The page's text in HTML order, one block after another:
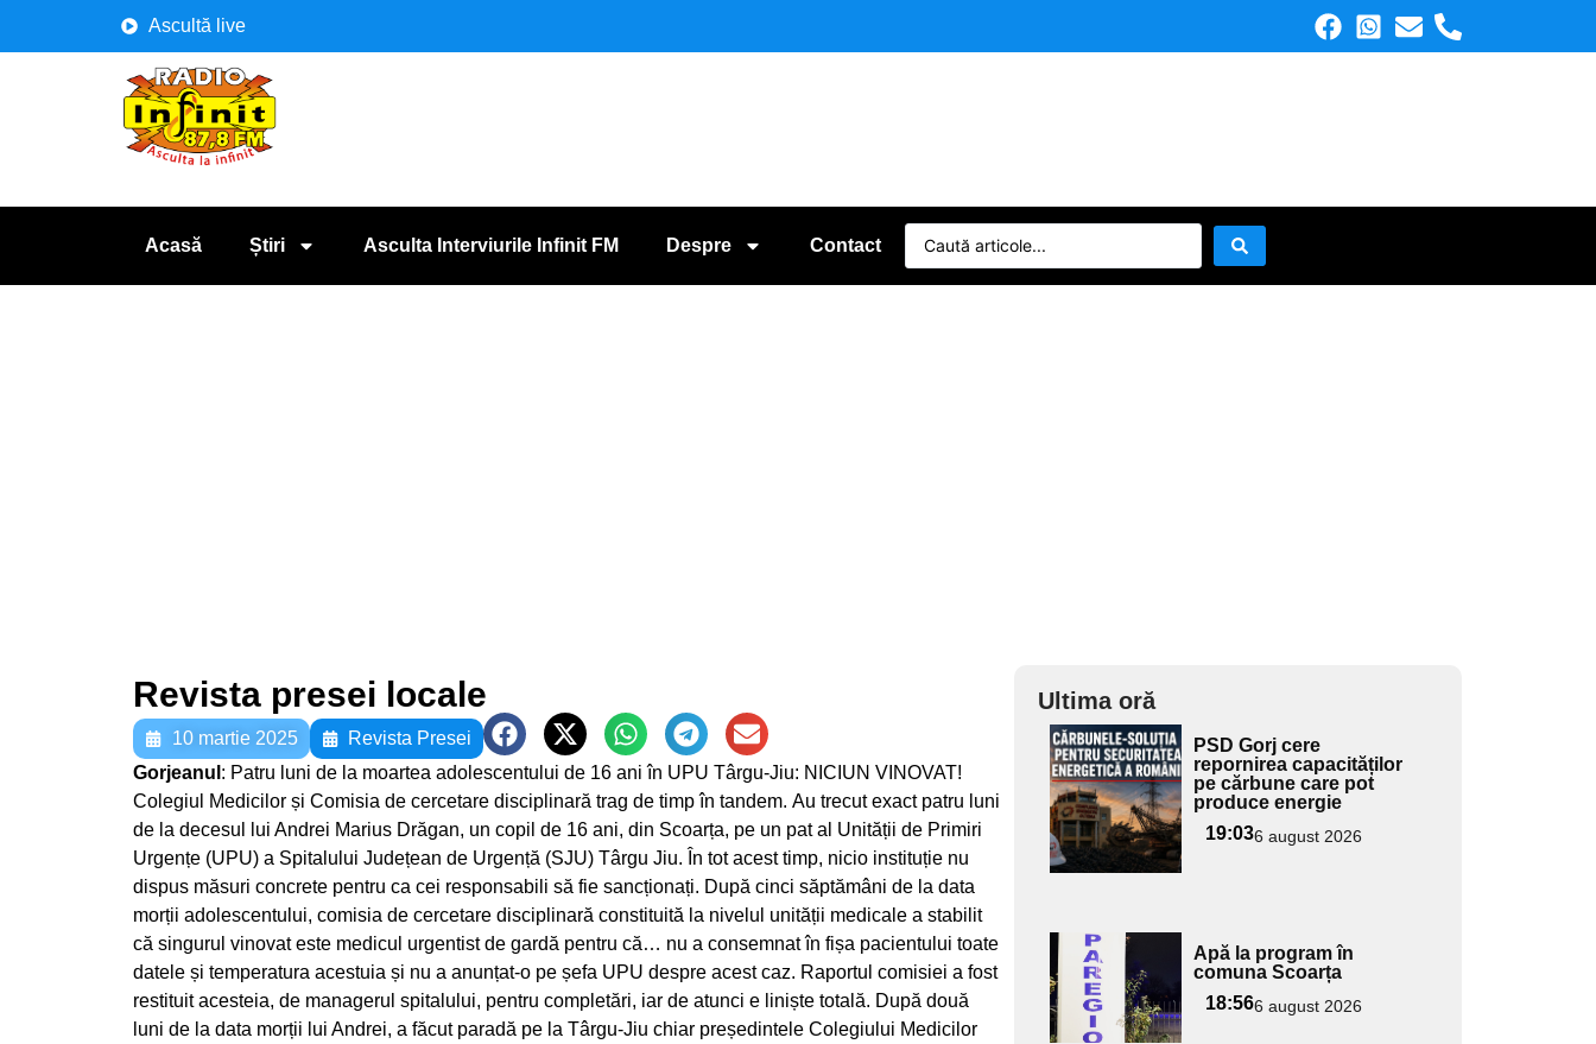
Ascultă live
Acasă Știri Asculta Interviurile Infinit FM Despre Contact
Revista presei locale
10 martie 2025
Revista Presei
Gorjeanul : Patru luni de la moartea adolescentului de 16 ani în UPU Târgu-Jiu: NICIUN VINOVAT!
Colegiul Medicilor și Comisia de cercetare disciplinară trag de timp în tandem. Au trecut exact patru luni
de la decesul lui Andrei Marius Drăgan, un copil de 16 ani, din Scoarța, pe un pat al Unității de Primiri
Urgențe (UPU) a Spitalului Județean de Urgență (SJU) Târgu Jiu. În tot acest timp, nicio instituție nu
dispus măsuri concrete pentru ca cei responsabili să fie sancționați. După cinci săptămâni de la data
morții adolescentului, comisia de cercetare disciplinară constituită la nivelul unității medicale a stabilit
că singurul vinovat este medicul urgentist de gardă pentru că… nu a consemnat în fișa pacientului toate
datele și temperatura acestuia și nu a anunțat-o pe șefa UPU despre acest caz. Raportul comisiei a fost
restituit acesteia, de managerul spitalului, pentru completări, iar de atunci e liniște totală. După două
luni de la data morții lui Andrei, a făcut paradă pe la Târgu-Jiu chiar președintele Colegiului Medicilor
Ultima oră
Adaugă
aici textul
pentru
subtitlu
PSD Gorj cere
repornirea capacităților
pe cărbune care pot
produce energie
19:036 august 2026
Adaugă
aici textul
pentru
subtitlu
Apă la program în
comuna Scoarța
18:566 august 2026